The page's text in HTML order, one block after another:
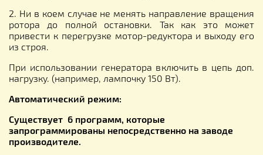
2. Ни в коем случае не менять направление вращения
ротора до полной остановки. Так как это может
привести к перегрузке мотор-редуктора и выходу его
из строя.
При использовании генератора включить в цепь доп.
нагрузку. (например, лампочку 150 Вт).
Автоматический режим:
Существует 6 программ, которые
запрограммированы непосредственно на заводе
производителе.